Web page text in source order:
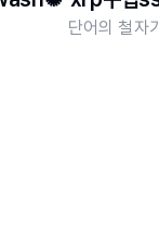
단어의 철자